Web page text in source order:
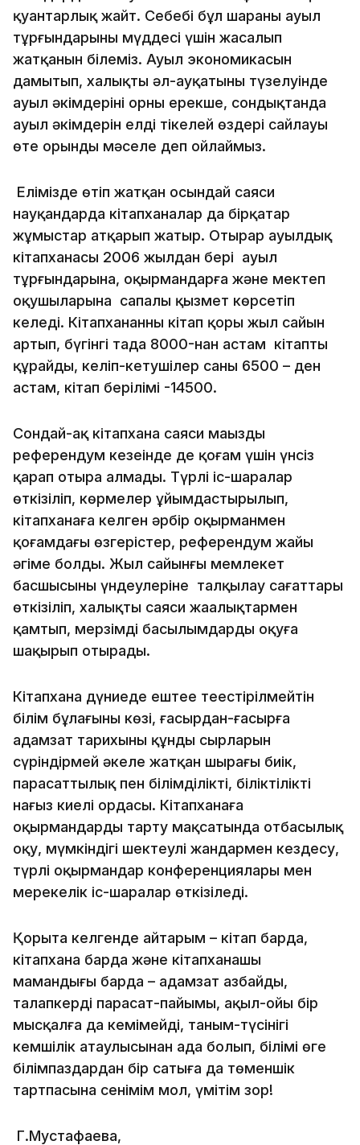
қуантарлық жайт. Себебі бұл шараның ауыл
тұрғындарының мүддесі үшін жасалып
жатқанын білеміз. Ауыл экономикасын
дамытып, халықтың әл-ауқатының түзелуінде
ауыл әкімдерінің орны ерекше, сондықтанда
ауыл әкімдерін елдің тікелей өздері сайлауы
өте орынды мәселе деп ойлаймыз.
Елімізде өтіп жатқан осындай саяси
науқандарда кітапханалар да бірқатар
жұмыстар атқарып жатыр. Отырар ауылдық
кітапханасы 2006 жылдан бері ауыл
тұрғындарына, оқырмандарға және мектеп
оқушыларына сапалы қызмет көрсетіп
келеді. Кітапхананның кітап қоры жыл сайын
артып, бүгінгі таңда 8000-нан астам кітапты
құрайды, келіп-кетушілер саны 6500 – ден
астам, кітап берілімі -14500.
Сондай-ақ кітапхана саяси маңызды
референдум кезеңінде де қоғам үшін үнсіз
қарап отыра алмады. Түрлі іс-шаралар
өткізіліп, көрмелер ұйымдастырылып,
кітапханаға келген әрбір оқырманмен
қоғамдағы өзгерістер, референдум жайы
әңгіме болды. Жыл сайынғы мемлекет
басшысының үндеулеріне талқылау сағаттары
өткізіліп, халықты саяси жаңалықтармен
қамтып, мерзімді басылымдарды оқуға
шақырып отырады.
Кітапхана дүниеде ештеңе теңестірілмейтін
білім бұлағының көзі, ғасырдан-ғасырға
адамзат тарихының құнды сырларын
сүріндірмей әкеле жатқан шырағы биік,
парасаттылық пен білімділіктің, біліктіліктің
нағыз киелі ордасы. Кітапханаға
оқырмандарды тарту мақсатында отбасылық
оқу, мүмкіндігі шектеулі жандармен кездесу,
түрлі оқырмандар конференциялары мен
мерекелік іс-шаралар өткізіледі.
Қорыта келгенде айтарым – кітап барда,
кітапхана барда және кітапханашы
мамандығы барда – адамзат азбайды,
талапкердің парасат-пайымы, ақыл-ойы бір
мысқалға да кемімейді, таным-түсінігі
кемшілік атаулысынан ада болып, білімі өңге
білімпаздардан бір сатыға да төменшік
тартпасына сенімім мол, үмітім зор!
Г.Мустафаева,